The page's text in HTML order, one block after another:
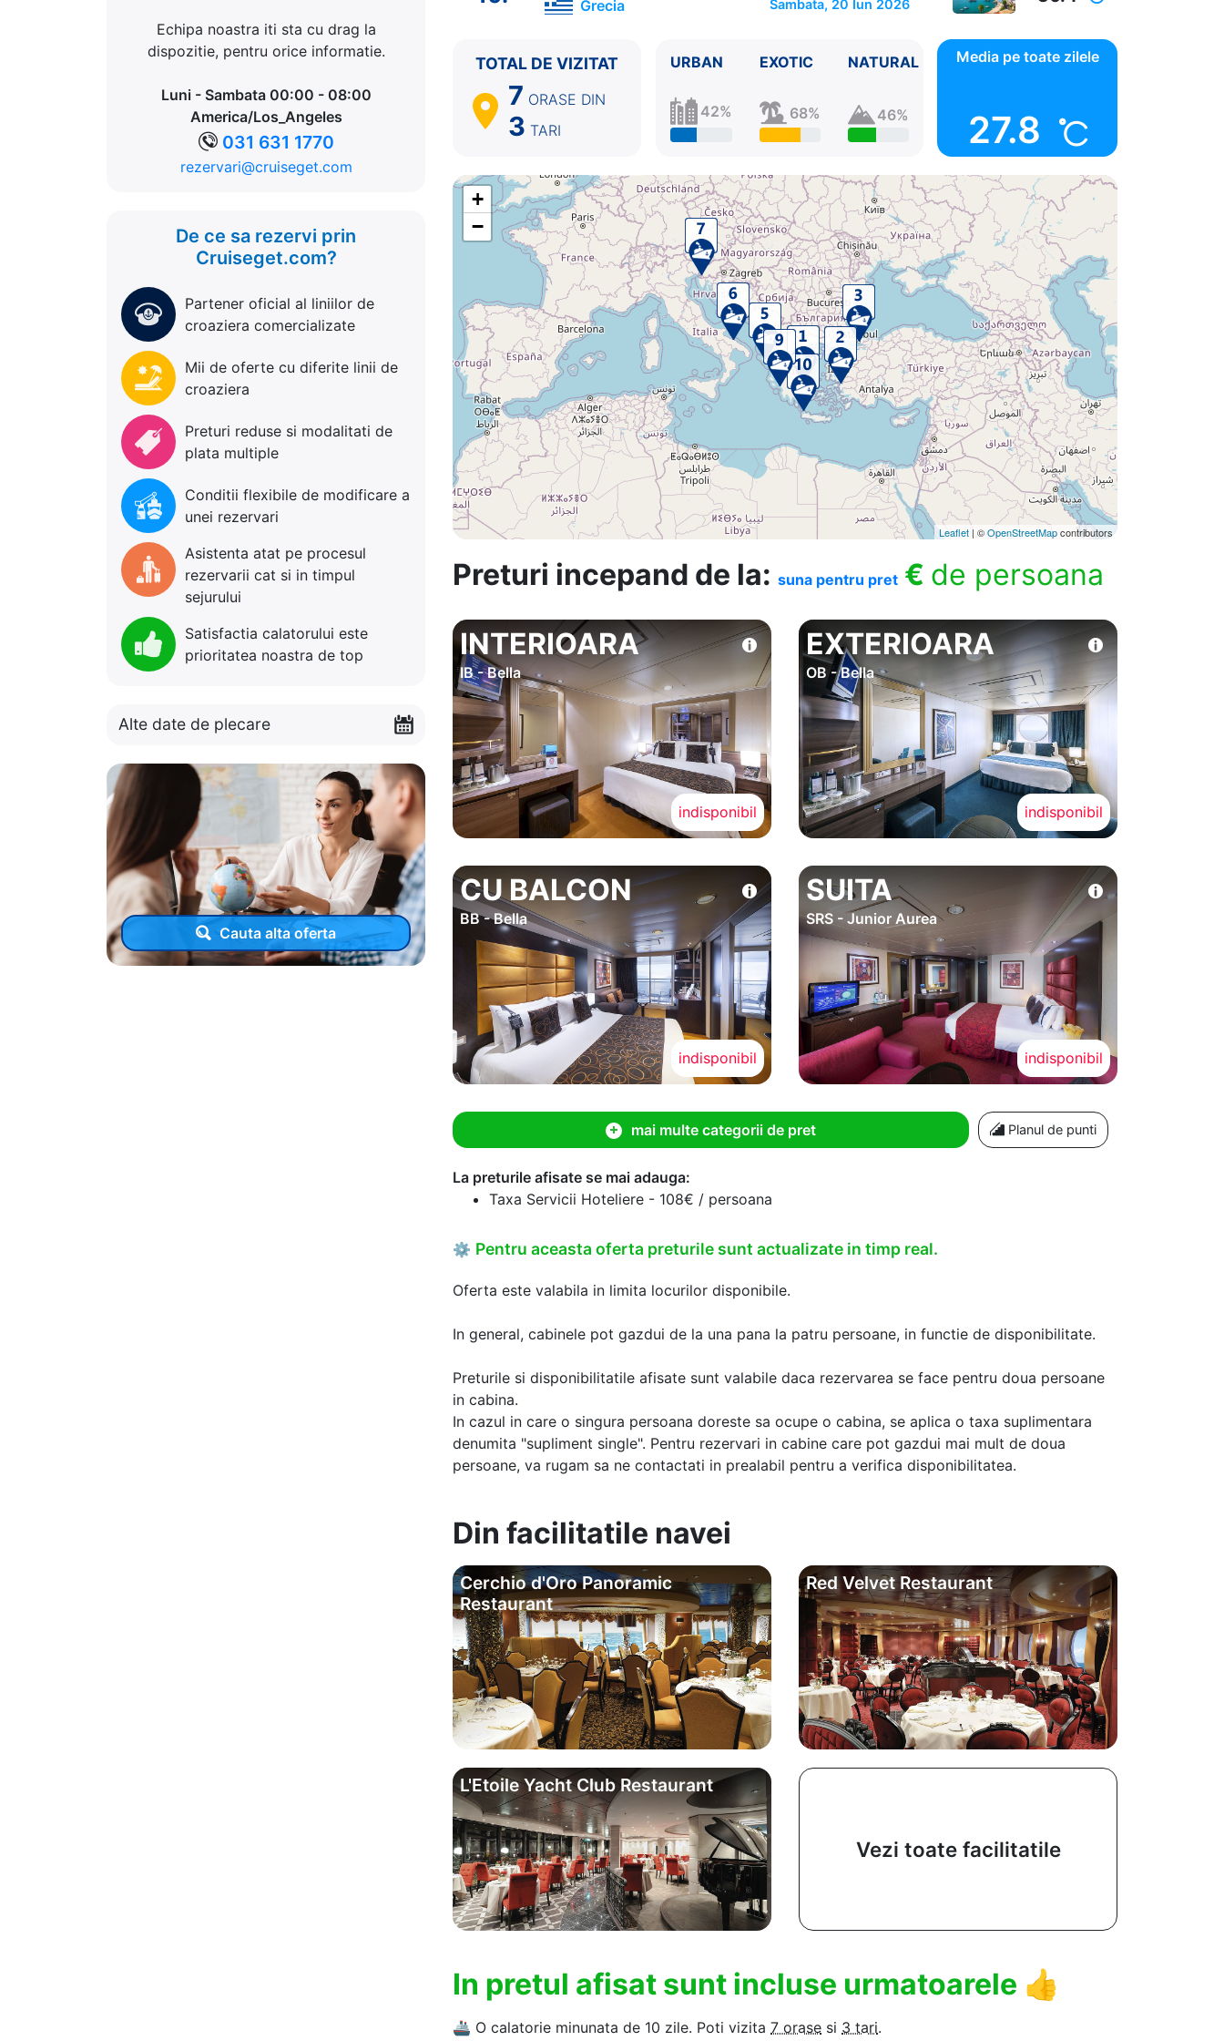
Echipa noastra iti sta cu drag la
dispozitie, pentru orice informatie.
Luni - Sambata 00:00 - 08:00
America/Los_Angeles
031 631 1770
rezervari@cruiseget.com
De ce sa rezervi prin
Cruiseget.com?
Partener oficial al liniilor de
croaziera comercializate
Mii de oferte cu diferite linii de
croaziera
Preturi reduse si modalitati de
plata multiple
Conditii flexibile de modificare a
unei rezervari
Asistenta atat pe procesul
rezervarii cat si in timpul
sejurului
Satisfactia calatorului este
prioritatea noastra de top
Alte date de plecare
Cauta alta oferta
10. Pireu, Atena Grecia
Grecia
Sambata, 20 Iun 2026
TOTAL DE VIZITAT
7 ORASE DIN
3 TARI
URBAN
42%
EXOTIC
68%
NATURAL
46%
Media pe toate zilele
27.8
+
−
Leaflet | ©OpenStreetMapcontributors
Preturi incepand de la: suna pentru pret € de persoana
INTERIOARA
IB - Bella
indisponibil
EXTERIOARA
OB - Bella
indisponibil
CU BALCON
BB - Bella
indisponibil
SUITA
SRS - Junior Aurea
indisponibil
mai multe categorii de pret Planul de punti
La preturile afisate se mai adauga:
Taxa Servicii Hoteliere - 108€ / persoana
⚙ Pentru aceasta oferta preturile sunt actualizate in timp real.
Oferta este valabila in limita locurilor disponibile.
In general, cabinele pot gazdui de la una pana la patru persoane, in functie de disponibilitate.
Preturile si disponibilitatile afisate sunt valabile daca rezervarea se face pentru doua persoane
in cabina.
In cazul in care o singura persoana doreste sa ocupe o cabina, se aplica o taxa suplimentara
denumita "supliment single". Pentru rezervari in cabine care pot gazdui mai mult de doua
persoane, va rugam sa ne contactati in prealabil pentru a verifica disponibilitatea.
Din facilitatile navei
Cerchio d'Oro Panoramic
Restaurant
Red Velvet Restaurant
L'Etoile Yacht Club Restaurant
Vezi toate facilitatile
In pretul afisat sunt incluse urmatoarele 👍
🚢 O calatorie minunata de 10 zile. Poti vizita 7 orase si 3 tari.